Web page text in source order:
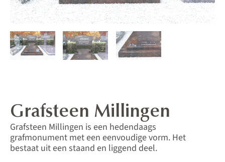
Grafsteen Millingen
Grafsteen Millingen is een hedendaags
grafmonument met een eenvoudige vorm. Het
bestaat uit een staand en liggend deel.